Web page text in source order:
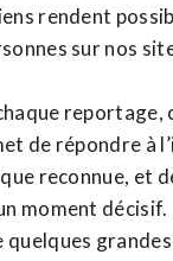
rendent
sur nos
de répondre à
reconnue, et
moment
quelques